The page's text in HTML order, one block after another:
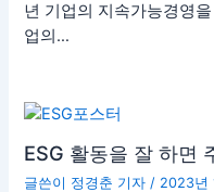
년 기업의 지속가능경영
업의…
ESG 활동을 잘 하면
글쓴이 정경춘 기자/ 2023년